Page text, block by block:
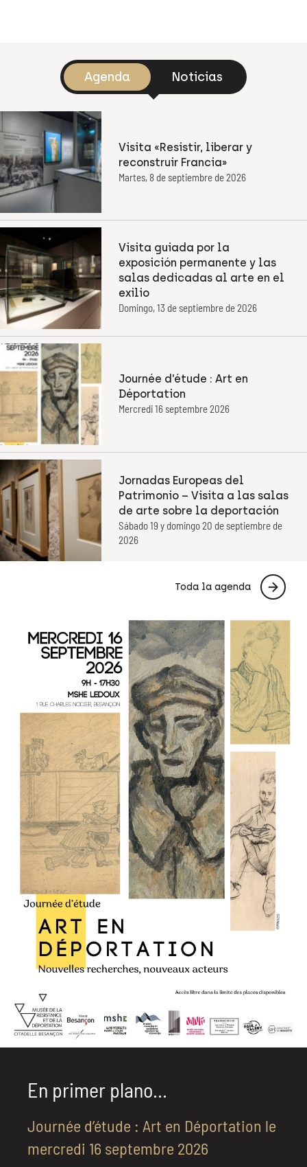
Agenda Noticias
Visita «Resistir, liberar y
reconstruir Francia»
Martes, 8 de septiembre de 2026
Visita guiada por la
exposición permanente y las
salas dedicadas al arte en el
exilio
Domingo, 13 de septiembre de 2026
Journée d’étude : Art en
Déportation
Mercredi 16 septembre 2026
Jornadas Europeas del
Patrimonio – Visita a las salas
de arte sobre la deportación
Sábado 19 y domingo 20 de septiembre de
2026
Toda la agenda
En primer plano...
Journée d’étude : Art en Déportation le
mercredi 16 septembre 2026